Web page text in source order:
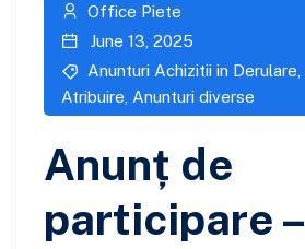
Office Piete
June 13, 2025
Anunturi Achizitii in Derulare
Atribuire Anunturi diverse
Anunț de
participare –